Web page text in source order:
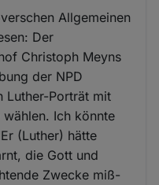
Allgemeinen
Der
Christoph Meyns
der NPD
Luther-Porträt mit
Ich könnte
(Luther) hätte
die Gott und
Zwecke miß-